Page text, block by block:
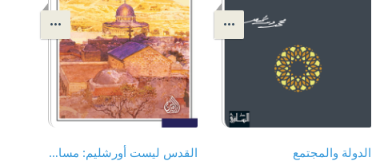
الدولة والمجتمع القدس ليست أورشليم: مساهمة في تصحيح تاريخ فلسطين